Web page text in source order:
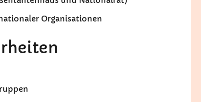
Organisationen